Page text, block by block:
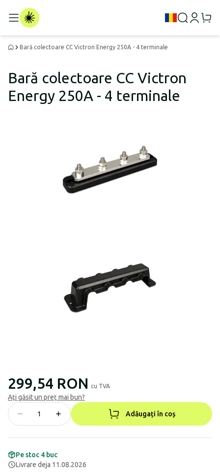
Bară colectoare CC Victron Energy 250A - 4 terminale
Bară colectoare CC Victron
Energy 250A - 4 terminale
299,54 RON cu TVA
Ați găsit un preț mai bun?
Adăugați în coș
Pe stoc 4 buc
Livrare deja 11.08.2026